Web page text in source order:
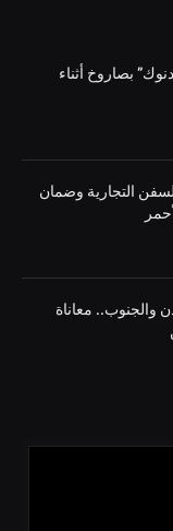
بصاروخ أثناء
التجارية وضمان
والجنوب.. معاناة